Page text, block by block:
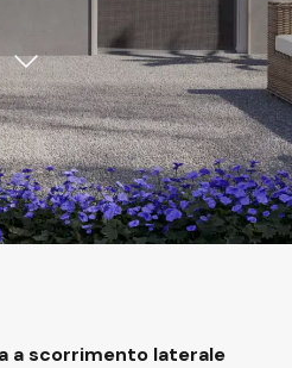
a scorrimento laterale